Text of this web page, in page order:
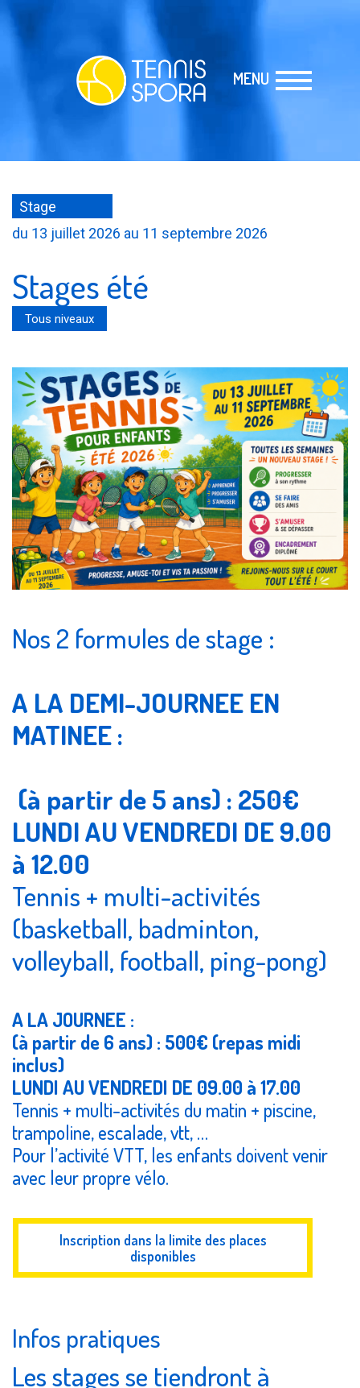
MENU
Stage
du 13 juillet 2026 au 11 septembre 2026
Stages été
Tous niveaux
Nos 2 formules de stage :
A LA DEMI-JOURNEE EN
MATINEE :
(à partir de 5 ans) : 250€
LUNDI AU VENDREDI DE 9.00
à 12.00
Tennis + multi-activités
(basketball, badminton,
volleyball, football, ping-pong)
A LA JOURNEE :
(à partir de 6 ans): 500€ (repas midi
inclus)
LUNDI AU VENDREDI DE 09.00 à 17.00
Tennis + multi-activités du matin + piscine,
trampoline, escalade, vtt, …
Pour l’activité VTT, les enfants doivent venir
avec leur propre vélo.
Inscription dans la limite des places
disponibles
Infos pratiques
Les stages se tiendront à